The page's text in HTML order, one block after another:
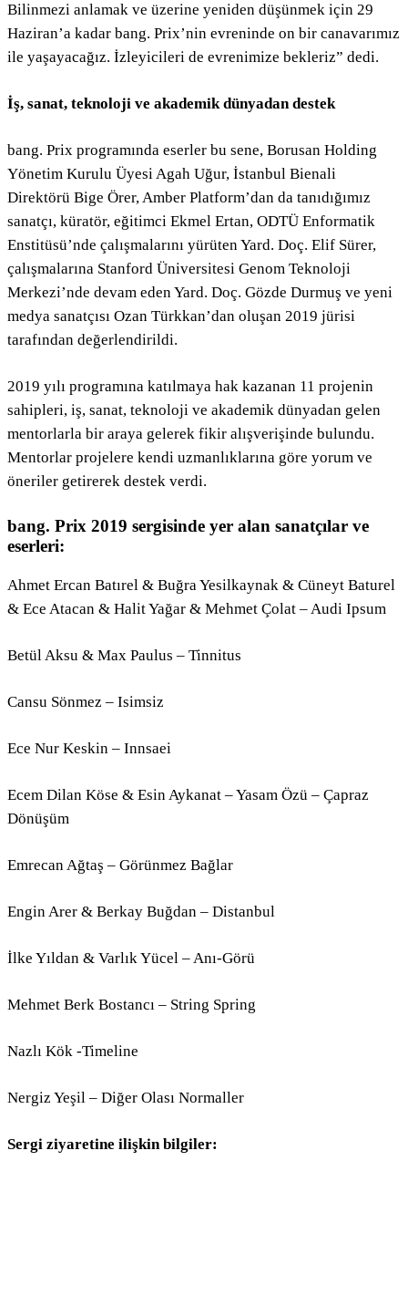
Bilinmezi anlamak ve üzerine yeniden düşünmek için 29
Haziran’a kadar bang. Prix’nin evreninde on bir canavarımız
ile yaşayacağız. İzleyicileri de evrenimize bekleriz” dedi.
İş, sanat, teknoloji ve akademik dünyadan destek
bang. Prix programında eserler bu sene, Borusan Holding
Yönetim Kurulu Üyesi Agah Uğur, İstanbul Bienali
Direktörü Bige Örer, Amber Platform’dan da tanıdığımız
sanatçı, küratör, eğitimci Ekmel Ertan, ODTÜ Enformatik
Enstitüsü’nde çalışmalarını yürüten Yard. Doç. Elif Sürer,
çalışmalarına Stanford Üniversitesi Genom Teknoloji
Merkezi’nde devam eden Yard. Doç. Gözde Durmuş ve yeni
medya sanatçısı Ozan Türkkan’dan oluşan 2019 jürisi
tarafından değerlendirildi.
2019 yılı programına katılmaya hak kazanan 11 projenin
sahipleri, iş, sanat, teknoloji ve akademik dünyadan gelen
mentorlarla bir araya gelerek fikir alışverişinde bulundu.
Mentorlar projelere kendi uzmanlıklarına göre yorum ve
öneriler getirerek destek verdi.
bang. Prix 2019 sergisinde yer alan sanatçılar ve
eserleri:
Ahmet Ercan Batırel & Buğra Yesilkaynak & Cüneyt Baturel
& Ece Atacan & Halit Yağar & Mehmet Çolat – Audi Ipsum
Betül Aksu & Max Paulus – Tinnitus
Cansu Sönmez – Isimsiz
Ece Nur Keskin – Innsaei
Ecem Dilan Köse & Esin Aykanat – Yasam Özü – Çapraz
Dönüşüm
Emrecan Ağtaş – Görünmez Bağlar
Engin Arer & Berkay Buğdan – Distanbul
İlke Yıldan & Varlık Yücel – Anı-Görü
Mehmet Berk Bostancı – String Spring
Nazlı Kök -Timeline
Nergiz Yeşil – Diğer Olası Normaller
Sergi ziyaretine ilişkin bilgiler: